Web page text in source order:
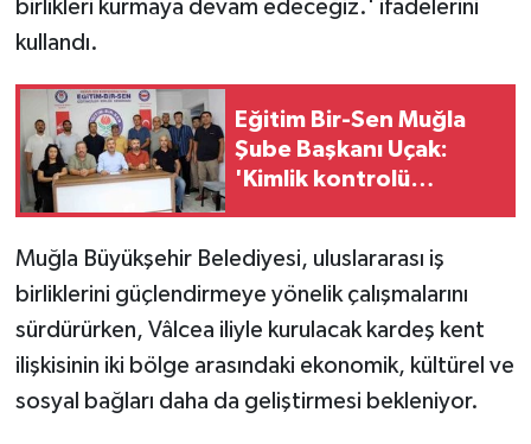
birlikleri kurmaya devam edeceğiz.' ifadelerini
kullandı.
Eğitim Bir-Sen Muğla
Şube Başkanı Uçak:
'Kimlik kontrolü
mesleki itibarı yok
edilemez'
Muğla Büyükşehir Belediyesi, uluslararası iş
birliklerini güçlendirmeye yönelik çalışmalarını
sürdürürken, Vâlcea iliyle kurulacak kardeş kent
ilişkisinin iki bölge arasındaki ekonomik, kültürel ve
sosyal bağları daha da geliştirmesi bekleniyor.
Yerel Haberler